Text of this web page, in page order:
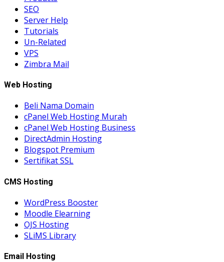
SEO
Server Help
Tutorials
Un-Related
VPS
Zimbra Mail
Web Hosting
Beli Nama Domain
cPanel Web Hosting Murah
cPanel Web Hosting Business
DirectAdmin Hosting
Blogspot Premium
Sertifikat SSL
CMS Hosting
WordPress Booster
Moodle Elearning
OJS Hosting
SLiMS Library
Email Hosting